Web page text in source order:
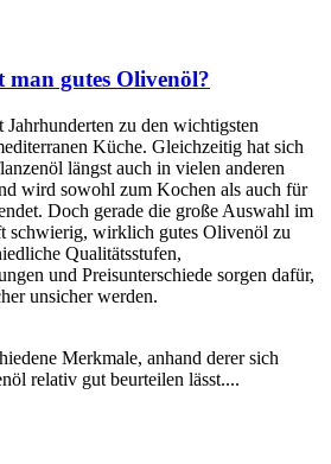
gutes Olivenöl?
zu den wichtigsten
Küche. Gleichzeitig hat sich
längst auch in vielen anderen
wird sowohl zum Kochen als auch für
Doch gerade die große Auswahl im
schwierig, wirklich gutes Olivenöl zu
Qualitätsstufen,
und Preisunterschiede sorgen dafür,
unsicher werden.
Merkmale, anhand derer sich
relativ gut beurteilen lässt....